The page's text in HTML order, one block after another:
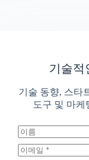
기술적
기술 동향, 스타
도구 및 마